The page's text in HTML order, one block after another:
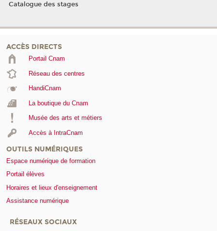
Catalogue des stages
ACCÈS DIRECTS
Portail Cnam
Réseau des centres
HandiCnam
La boutique du Cnam
Musée des arts et métiers
Accès à IntraCnam
OUTILS NUMÉRIQUES
Espace numérique de formation
Portail élèves
Horaires et lieux d'enseignement
Assistance numérique
RÉSEAUX SOCIAUX